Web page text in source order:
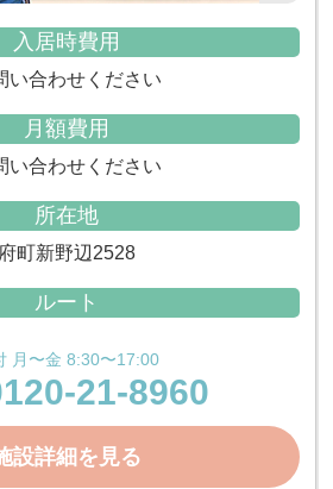
入居時費用
い合わせください
月額費用
い合わせください
所在地
町新野辺2528
ルート
月〜金 8:30〜17:00
21-8960
設詳細を見る